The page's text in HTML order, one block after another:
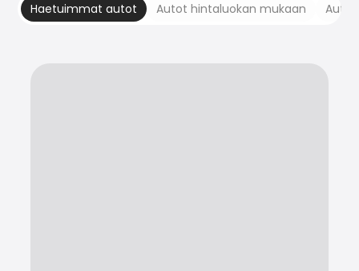
Haetuimmat autot Autot hintaluokan mukaan